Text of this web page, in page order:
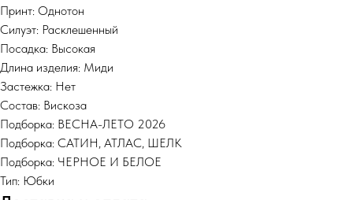
Принт: Однотон
Силуэт: Расклешенный
Посадка: Высокая
Длина изделия: Миди
Застежка: Нет
Состав: Вискоза
Подборка: ВЕСНА-ЛЕТО 2026
Подборка: САТИН, АТЛАС, ШЕЛК
Подборка: ЧЕРНОЕ И БЕЛОЕ
Тип: Юбки